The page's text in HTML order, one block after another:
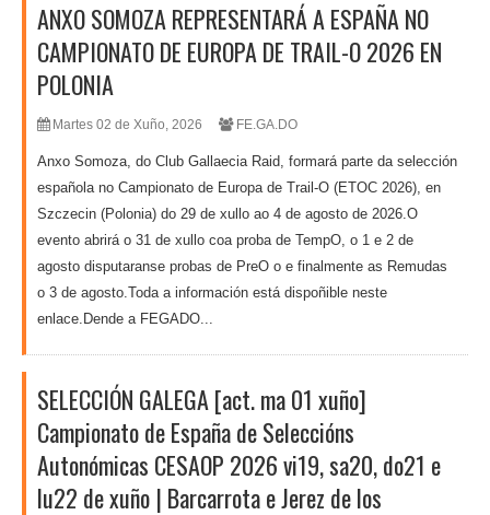
ANXO SOMOZA REPRESENTARÁ A ESPAÑA NO
CAMPIONATO DE EUROPA DE TRAIL-O 2026 EN
POLONIA
Martes 02 de Xuño, 2026 FE.GA.DO
Anxo Somoza, do Club Gallaecia Raid, formará parte da selección
española no Campionato de Europa de Trail-O (ETOC 2026), en
Szczecin (Polonia) do 29 de xullo ao 4 de agosto de 2026.O
evento abrirá o 31 de xullo coa proba de TempO, o 1 e 2 de
agosto disputaranse probas de PreO o e finalmente as Remudas
o 3 de agosto.Toda a información está dispoñible neste
enlace.Dende a FEGADO...
SELECCIÓN GALEGA [act. ma 01 xuño]
Campionato de España de Seleccións
Autonómicas CESAOP 2026 vi19, sa20, do21 e
lu22 de xuño | Barcarrota e Jerez de los